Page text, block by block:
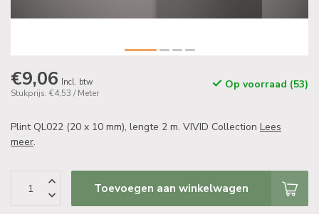
€9,06 Incl. btw
Stukprijs: €4,53 / Meter
Op voorraad (53)
Plint QL022 (20 x 10 mm), lengte 2 m. VIVID Collection Lees
meer.
Toevoegen aan winkelwagen